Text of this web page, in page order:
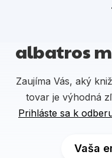
albatros
Zaujíma Vás, aký
tovar je výhodná
Prihláste sa k
Vaša